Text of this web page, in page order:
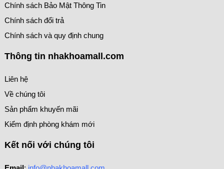
Chính sách Bảo Mật Thông Tin
Chính sách đổi trả
Chính sách và quy định chung
Thông tin nhakhoamall.com
Liên hệ
Về chúng tôi
Sản phẩm khuyến mãi
Kiểm định phòng khám mới
Kết nối với chúng tôi